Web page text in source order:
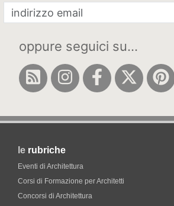
oppure seguici su...
le rubriche
Eventi di Architettura
Corsi di Formazione per Architetti
Concorsi di Architettura